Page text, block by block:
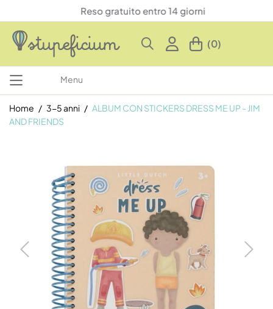
Reso gratuito entro 14 giorni
(0)
Menu
Home 3-5 anni
ALBUM CON STICKERS DRESS ME UP - JIM
AND FRIENDS